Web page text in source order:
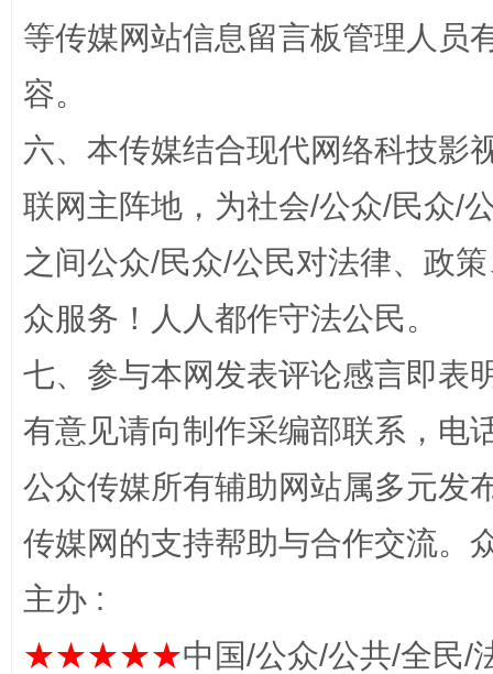
招工难、用工荒背后
网上购药对药下症？
等传媒网站信息留言板管理人员
容。
六、本传媒结合现代网络科技影
联网主阵地，为社会/公众/民众/
之间公众/民众/公民对法律、政
众服务！人人都作守法公民。
七、参与本网发表评论感言即表
有意见请向制作采编部联系，电
公众传媒所有辅助网站属多元发
传媒网的支持帮助与合作交流。
主办 :
★★★★★中国/公众/公共/全民/